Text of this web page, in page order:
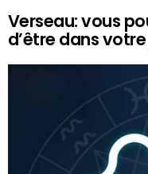
Verseau: vous
d’être dans